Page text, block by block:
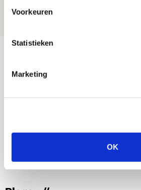
Voorkeuren
Statistieken
Marketing
OK
05 AUGUSTUS 2026 - 15:00
Bekijk meer
23
Selectiedag
Geef Mij Maar